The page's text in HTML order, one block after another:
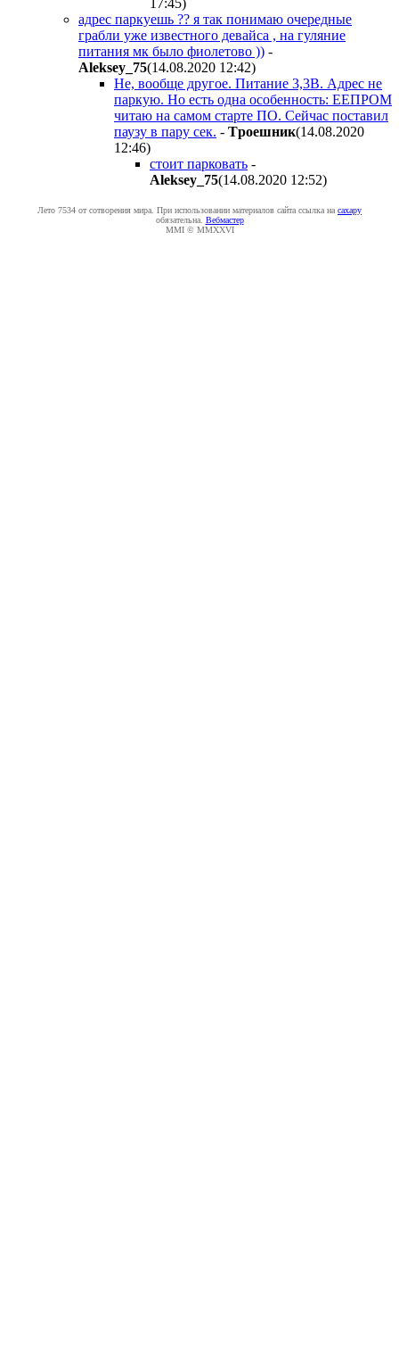
адрес паркуешь ?? я так понимаю очередные
грабли уже известного девайса , на гуляние
питания мк было фиолетово )) -
Aleksey_75(14.08.2020 12:42)
Не, вообще другое. Питание 3,3В. Адрес не
паркую. Но есть одна особенность: ЕЕПРОМ
читаю на самом старте ПО. Сейчас поставил
паузу в пару сек. - Tpoeшник(14.08.2020
12:46)
стоит парковать -
Aleksey_75(14.08.2020 12:52)
Лето 7534 от сотворения мира. При использовании материалов сайта ссылка на caxapу
обязательна. Вебмастер
MMI © MMXXVI